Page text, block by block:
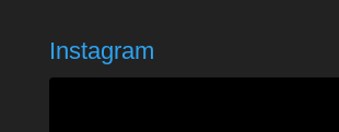
Instagram